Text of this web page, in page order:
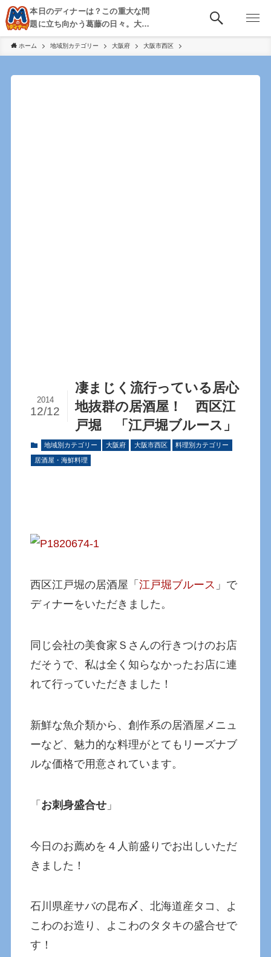
本日のディナーは？この重大な問
題に立ち向かう葛藤の日々。大
阪・京都・神戸を中心とした食べ
歩き、飲み歩きを綴る。
ホーム 地域別カテゴリー 大阪府 大阪市西区
凄まじく流行っている居心
地抜群の居酒屋！ 西区江
戸堀 「江戸堀ブルース」
2014
12/12
地域別カテゴリー 大阪府 大阪市西区 料理別カテゴリー
居酒屋・海鮮料理
西区江戸堀の居酒屋「江戸堀ブルース 」で
ディナーをいただきました。
同じ会社の美食家Ｓさんの行きつけのお店
だそうで、私は全く知らなかったお店に連
れて行っていただきました！
新鮮な魚介類から、創作系の居酒屋メニュ
ーなど、魅力的な料理がとてもリーズナブ
ルな価格で用意されています。
「 お刺身盛合せ 」
今日のお薦めを４人前盛りでお出しいただ
きました！
石川県産サバの昆布〆、北海道産タコ、よ
こわのお造り、よこわのタタキの盛合せで
す！